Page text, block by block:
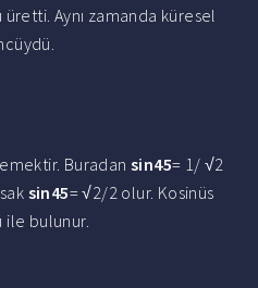
Aynı zamanda küresel
Buradan sin45= 1/ √2
sin45= √2/2 olur. Kosinüs
ile bulunur.